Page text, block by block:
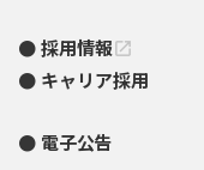
採用情報open_in_new
キャリア採用
電子公告